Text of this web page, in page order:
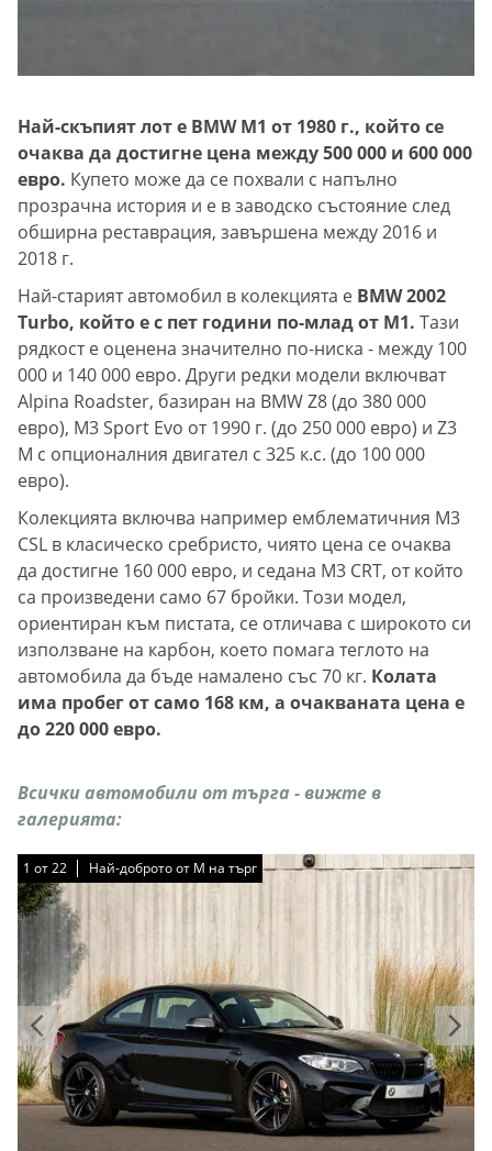
Най-скъпият лот е BMW M1 от 1980 г., който се
очаква да достигне цена между 500 000 и 600 000
евро. Купето може да се похвали с напълно
прозрачна история и е в заводско състояние след
обширна реставрация, завършена между 2016 и
2018 г.
Най-старият автомобил в колекцията е BMW 2002
Turbo, който е с пет години по-млад от M1. Тази
рядкост е оценена значително по-ниска - между 100
000 и 140 000 евро. Други редки модели включват
Alpina Roadster, базиран на BMW Z8 (до 380 000
евро), M3 Sport Evo от 1990 г. (до 250 000 евро) и Z3
M с опционалния двигател с 325 к.с. (до 100 000
евро).
Колекцията включва например емблематичния M3
CSL в класическо сребристо, чиято цена се очаква
да достигне 160 000 евро, и седана M3 CRT, от който
са произведени само 67 бройки. Този модел,
ориентиран към пистата, се отличава с широкото си
използване на карбон, което помага теглото на
автомобила да бъде намалено със 70 кг. Колата
има пробег от само 168 км, а очакваната цена е
до 220 000 евро.
Всички автомобили от търга - вижте в
галерията:
1 от22 Най-доброто от M на търг
1 от22 Най-доброто от M на търг
1 от22 Най-доброто от M на търг
1 от22 Най-доброто от M на търг
1 от22 Най-доброто от M на търг
1 от22 Най-доброто от M на търг
1 от22 Най-доброто от M на търг
1 от22 Най-доброто от M на търг
1 от22 Най-доброто от M на търг
1 от22 Най-доброто от M на търг
1 от22 Най-доброто от M на търг
1 от22 Най-доброто от M на търг
1 от22 Най-доброто от M на търг
1 от22 Най-доброто от M на търг
1 от22 Най-доброто от M на търг
1 от22 Най-доброто от M на търг
1 от22 Най-доброто от M на търг
1 от22 Най-доброто от M на търг
1 от22 Най-доброто от M на търг
1 от22 Най-доброто от M на търг
1 от22 Най-доброто от M на търг
1 от22 Най-доброто от M на търг